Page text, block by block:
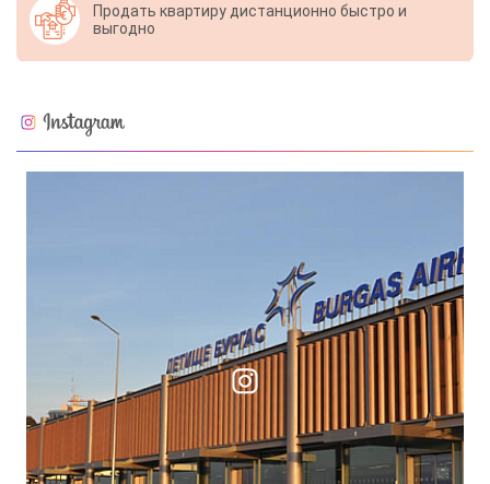
Продать квартиру дистанционно быстро и
выгодно